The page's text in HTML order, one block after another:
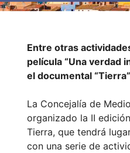
Entre otras
película “Una verdad
el documental “Tierra”
La Concejalía de
organizado la II
Tierra, que tendrá
con una serie de